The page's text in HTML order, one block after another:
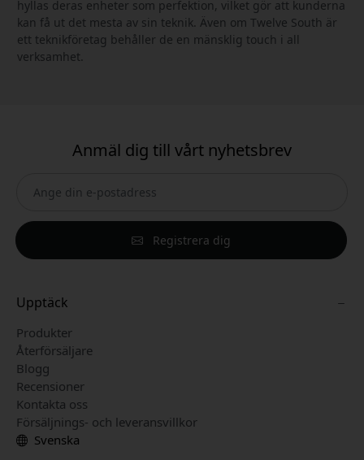
hyllas deras enheter som perfektion, vilket gör att kunderna
kan få ut det mesta av sin teknik. Även om Twelve South är
ett teknikföretag behåller de en mänsklig touch i all
verksamhet.
Anmäl dig till vårt nyhetsbrev
Registrera dig
Upptäck
Produkter
Återförsäljare
Blogg
Recensioner
Kontakta oss
Försäljnings- och leveransvillkor
Svenska